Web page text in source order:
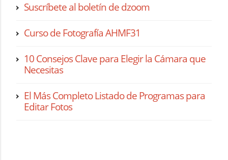
Suscríbete al boletín de dzoom
Curso de Fotografía AHMF31
10 Consejos Clave para Elegir la Cámara que
Necesitas
El Más Completo Listado de Programas para
Editar Fotos